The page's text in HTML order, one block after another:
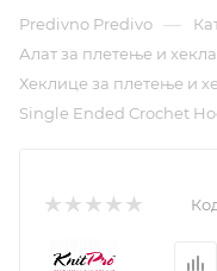
Predivno Predivo —
Алат за плетење и
Хеклице за плетење и
Single Ended Crochet